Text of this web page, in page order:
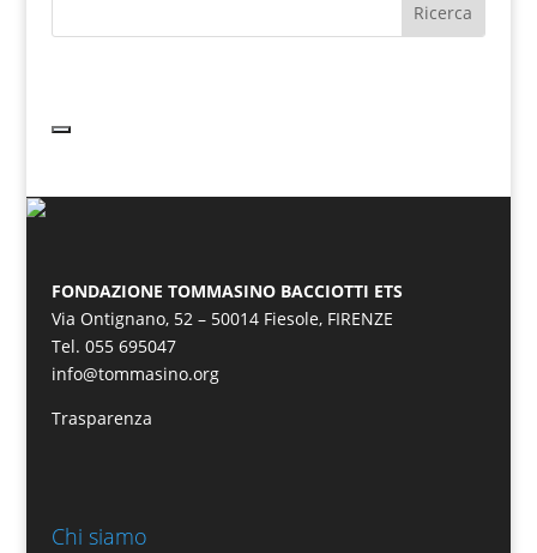
FONDAZIONE TOMMASINO BACCIOTTI ETS
Via Ontignano, 52 – 50014 Fiesole, FIRENZE
Tel. 055 695047
info@tommasino.org
Trasparenza
Chi siamo